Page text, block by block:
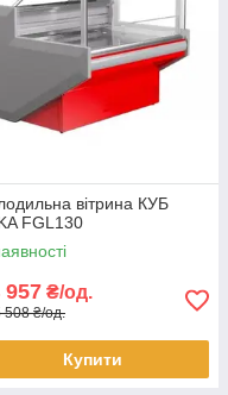
вітрина КУБ
FGL130
957 ₴/од.
508 ₴/од.
Купити